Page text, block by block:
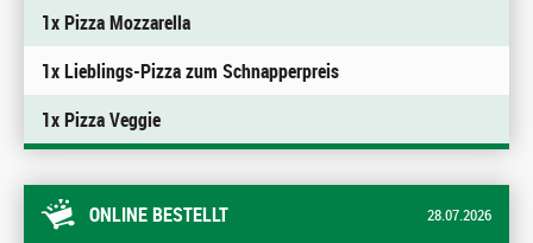
1x Pizza Mozzarella
1x Lieblings-Pizza zum Schnapperpreis
1x Pizza Veggie
ONLINE BESTELLT 28.07.2026